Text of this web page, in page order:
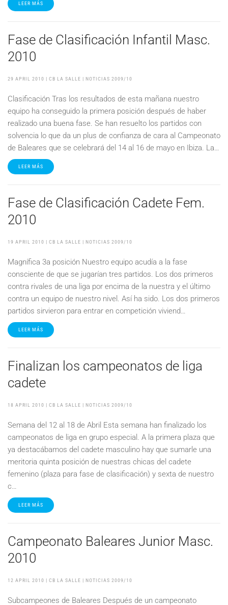
LEER MÁS
Fase de Clasificación Infantil Masc.
2010
29 APRIL 2010 | CB LA SALLE | NOTICIAS 2009/10
Clasificación Tras los resultados de esta mañana nuestro
equipo ha conseguido la primera posición después de haber
realizado una buena fase. Se han resuelto los partidos con
solvencia lo que da un plus de confianza de cara al Campeonato
de Baleares que se celebrará del 14 al 16 de mayo en Ibiza. La…
LEER MÁS
Fase de Clasificación Cadete Fem.
2010
19 APRIL 2010 | CB LA SALLE | NOTICIAS 2009/10
Magnífica 3a posición Nuestro equipo acudía a la fase
consciente de que se jugarían tres partidos. Los dos primeros
contra rivales de una liga por encima de la nuestra y el último
contra un equipo de nuestro nivel. Así ha sido. Los dos primeros
partidos sirvieron para entrar en competición viviend…
LEER MÁS
Finalizan los campeonatos de liga
cadete
18 APRIL 2010 | CB LA SALLE | NOTICIAS 2009/10
Semana del 12 al 18 de Abril Esta semana han finalizado los
campeonatos de liga en grupo especial. A la primera plaza que
ya destacábamos del cadete masculino hay que sumarle una
meritoria quinta posición de nuestras chicas del cadete
femenino (plaza para fase de clasificación) y sexta de nuestro
c…
LEER MÁS
Campeonato Baleares Junior Masc.
2010
12 APRIL 2010 | CB LA SALLE | NOTICIAS 2009/10
Subcampeones de Baleares Después de un campeonato